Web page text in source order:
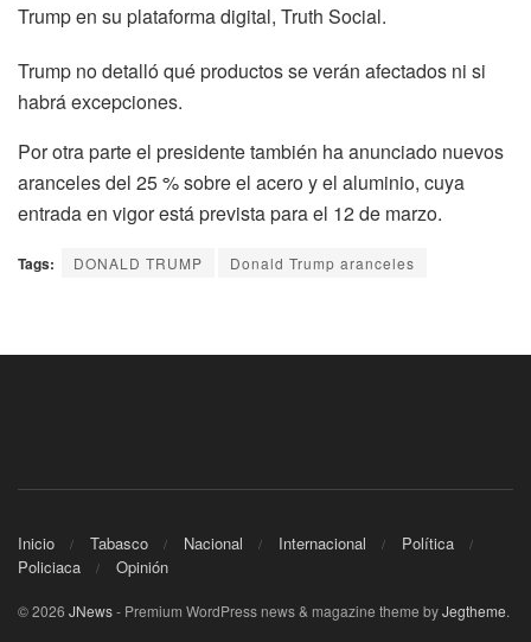
Trump en su plataforma digital, Truth Social.
Trump no detalló qué productos se verán afectados ni si
habrá excepciones.
Por otra parte el presidente también ha anunciado nuevos
aranceles del 25 % sobre el acero y el aluminio, cuya
entrada en vigor está prevista para el 12 de marzo.
Tags: DONALD TRUMP Donald Trump aranceles
Inicio Tabasco Nacional Internacional
Política
Policiaca
Opinión
© 2026 JNews- Premium WordPress news & magazine theme byJegtheme.